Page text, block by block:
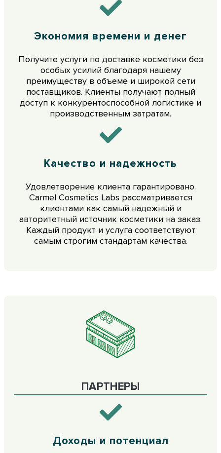
Экономия времени и денег
Получите услуги по доставке косметики без
особых усилий благодаря нашему
преимуществу в объеме и широкой сети
поставщиков. Клиенты получают полный
доступ к конкурентоспособной логистике и
производственным затратам.
Качество и надежность
Удовлетворение клиента гарантировано.
Carmel Cosmetics Labs рассматривается
клиентами как самый надежный и
авторитетный источник косметики на заказ.
Каждый продукт и услуга соответствуют
самым строгим стандартам качества.
ПАРТНЕРЫ
Доходы и потенциал